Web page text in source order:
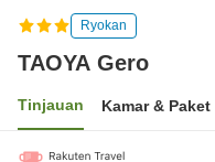
Ryokan
TAOYA Gero
Tinjauan Kamar & Paket